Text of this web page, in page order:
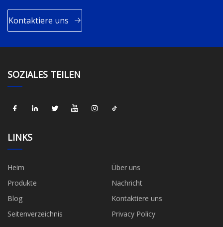
Kontaktiere uns
SOZIALES TEILEN
LINKS
Heim
Über uns
Produkte
Nachricht
Blog
Kontaktiere uns
Seitenverzeichnis
Privacy Policy